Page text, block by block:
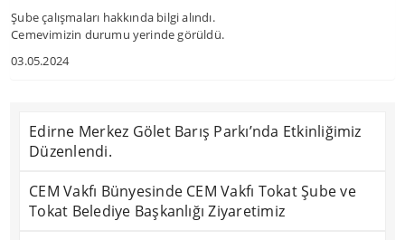
Şube çalışmaları hakkında bilgi alındı.
Cemevimizin durumu yerinde görüldü.
03.05.2024
Edirne Merkez Gölet Barış Parkı’nda Etkinliğimiz
Düzenlendi.
CEM Vakfı Bünyesinde CEM Vakfı Tokat Şube ve
Tokat Belediye Başkanlığı Ziyaretimiz